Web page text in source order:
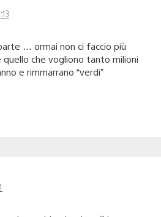
… ormai non ci faccio più
quello che vogliono tanto milioni
e rimmarrano “verdi”